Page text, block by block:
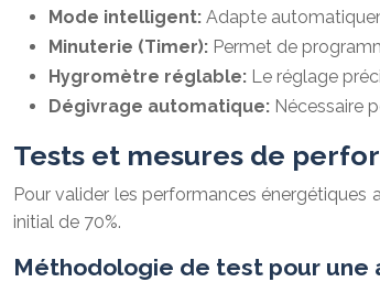
Mode intelligent: Adapte
Minuterie (Timer): Permet de
Hygromètre réglable: Le réglage
Dégivrage automatique: Nécessaire
Tests et mesures de
Pour valider les performances énergétiques
initial de 70%.
Méthodologie de test pour une